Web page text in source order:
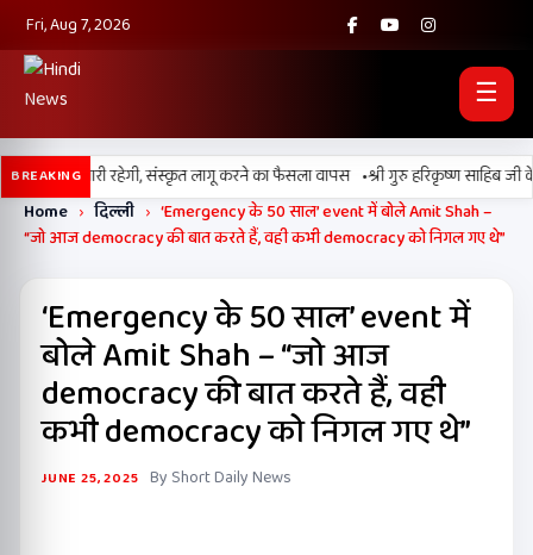
Fri, Aug 7, 2026
☰
BREAKING
पढ़ाई जारी रहेगी, संस्कृत लागू करने का फैसला वापस •श्री गुरु हरिकृष्ण साहिब जी के
Home › दिल्ली › ‘Emergency के 50 साल’ event में बोले Amit Shah –
“जो आज democracy की बात करते हैं, वही कभी democracy को निगल गए थे”
‘Emergency के 50 साल’ event में
बोले Amit Shah – “जो आज
democracy की बात करते हैं, वही
कभी democracy को निगल गए थे”
JUNE 25, 2025 By Short Daily News